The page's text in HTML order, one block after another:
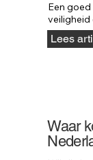
Een
veiligheid
Lees
Waar